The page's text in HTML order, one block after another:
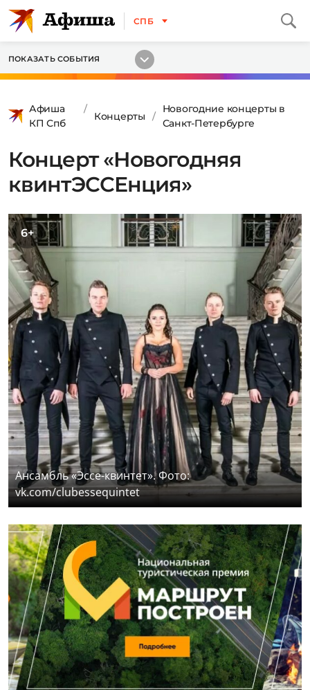
СПБ
ПОКАЗАТЬ СОБЫТИЯ
Афиша
КП Спб
Концерты
Новогодние концерты в
Санкт-Петербурге
Концерт «Новогодняя
квинтЭССЕнция»
6+
Ансамбль «Эссе-квинтет». Фото:
vk.com/clubessequintet